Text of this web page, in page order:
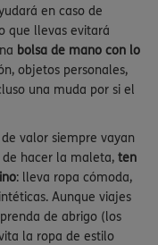
en caso de
que llevas evitará
bolsa de mano con lo
objetos personales,
una muda por si el
valor siempre vayan
hacer la maleta, ten
: lleva ropa cómoda,
Aunque viajes
de abrigo (los
la ropa de estilo